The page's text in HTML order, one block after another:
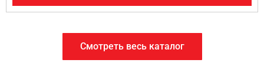
Смотреть весь каталог